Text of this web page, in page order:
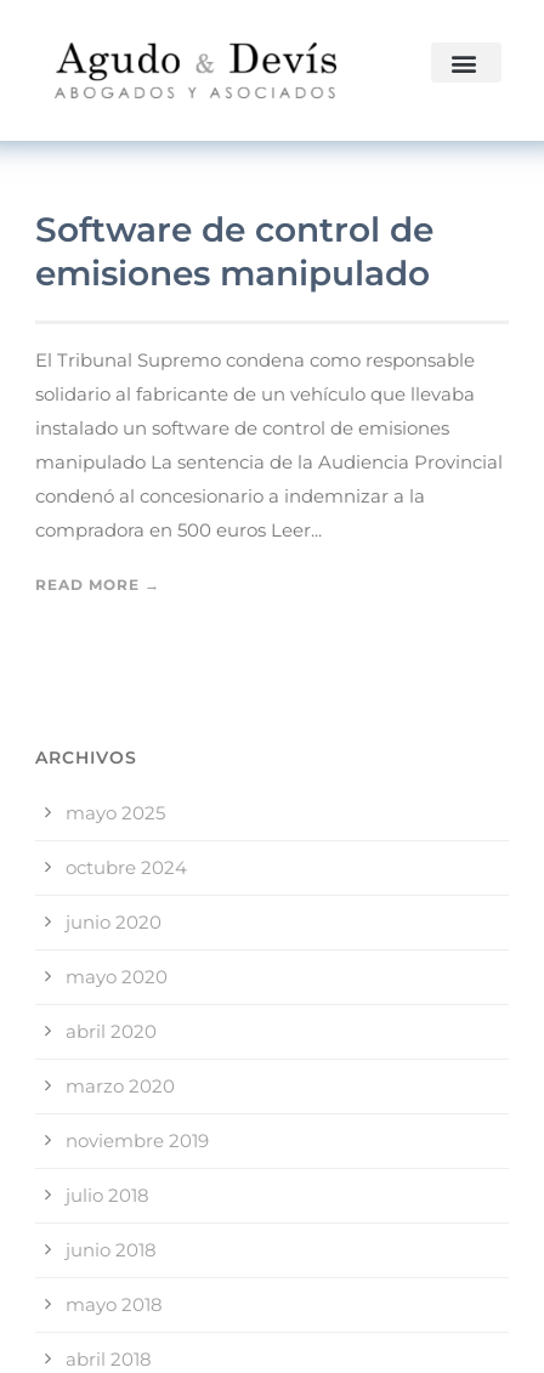
Software de control de
emisiones manipulado
El Tribunal Supremo condena como responsable
solidario al fabricante de un vehículo que llevaba
instalado un software de control de emisiones
manipulado La sentencia de la Audiencia Provincial
condenó al concesionario a indemnizar a la
compradora en 500 euros Leer...
READ MORE →
ARCHIVOS
mayo 2025
octubre 2024
junio 2020
mayo 2020
abril 2020
marzo 2020
noviembre 2019
julio 2018
junio 2018
mayo 2018
abril 2018